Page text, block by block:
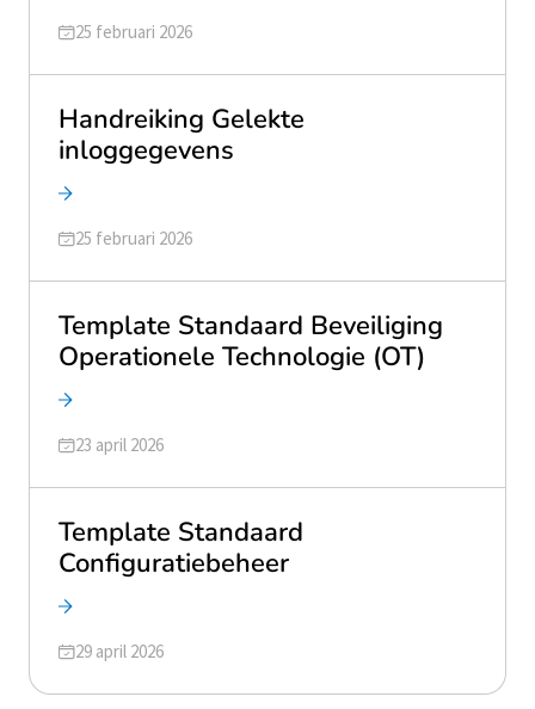
Geüpdatet op
25 februari 2026
Handreiking Gelekte
inloggegevens
Geüpdatet op
25 februari 2026
Template Standaard Beveiliging
Operationele Technologie (OT)
Geüpdatet op
23 april 2026
Template Standaard
Configuratiebeheer
Geüpdatet op
29 april 2026